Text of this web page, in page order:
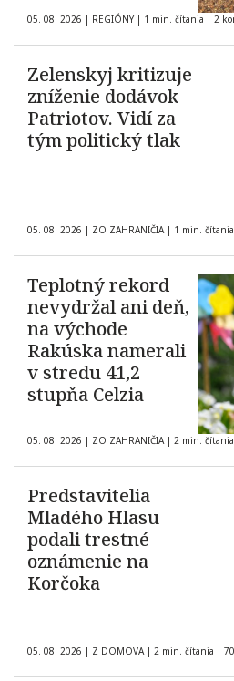
05. 08. 2026 | REGIÓNY | 1 min. čítania | 2
Zelenskyj kritizuje
zníženie dodávok
Patriotov. Vidí za
tým politický tlak
05. 08. 2026 | ZO ZAHRANIČIA | 1 min. čítania
Teplotný rekord
nevydržal ani deň,
na východe
Rakúska namerali
v stredu 41,2
stupňa Celzia
05. 08. 2026 | ZO ZAHRANIČIA | 2 min. čítania
Predstavitelia
Mladého Hlasu
podali trestné
oznámenie na
Korčoka
05. 08. 2026 | Z DOMOVA | 2 min. čítania |